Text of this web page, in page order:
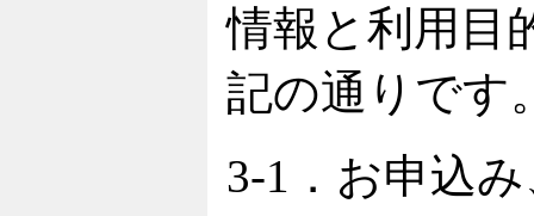
情報と利用目
記の通りです
3-1．お申込